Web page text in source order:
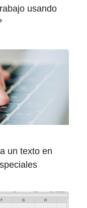
usando
un texto en